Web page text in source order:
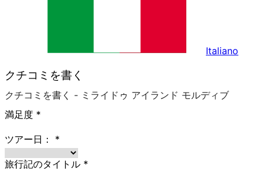
Italiano
クチコミを書く
クチコミを書く - ミライドゥ アイランド モルディブ
満足度 *
ツアー日： *
旅行記のタイトル *